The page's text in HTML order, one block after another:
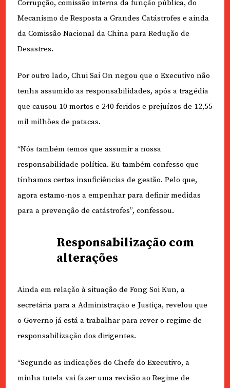
Corrupção, comissão interna da função pública, do
Mecanismo de Resposta a Grandes Catástrofes e ainda
da Comissão Nacional da China para Redução de
Desastres.
Por outro lado, Chui Sai On negou que o Executivo não
tenha assumido as responsabilidades, após a tragédia
que causou 10 mortos e 240 feridos e prejuízos de 12,55
mil milhões de patacas.
“Nós também temos que assumir a nossa
responsabilidade política. Eu também confesso que
tínhamos certas insuficiências de gestão. Pelo que,
agora estamo-nos a empenhar para definir medidas
para a prevenção de catástrofes”, confessou.
Responsabilização com
alterações
Ainda em relação à situação de Fong Soi Kun, a
secretária para a Administração e Justiça, revelou que
o Governo já está a trabalhar para rever o regime de
responsabilização dos dirigentes.
“Segundo as indicações do Chefe do Executivo, a
minha tutela vai fazer uma revisão ao Regime de